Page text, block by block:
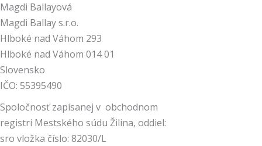
Magdi Ballayová
Magdi Ballay s.r.o.
Hlboké nad Váhom 293
Hlboké nad Váhom 014 01
Slovensko
IČO: 55395490
Spoločnosťzapísanej v obchodnom
registri Mestského súdu Žilina, oddiel:
sro vložka číslo: 82030/L